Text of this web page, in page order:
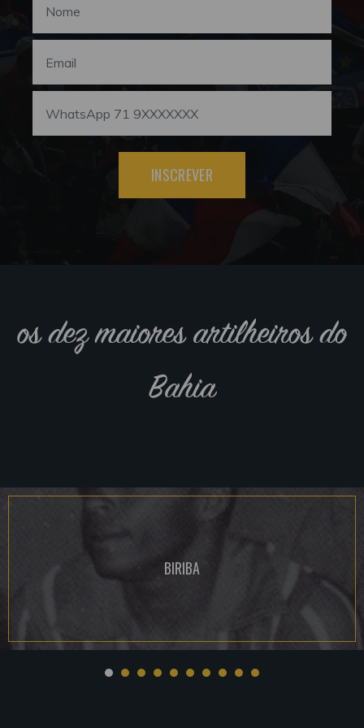
INSCREVER
os dez maiores artilheiros do
Bahia
BIRIBA